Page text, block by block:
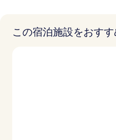
この宿泊施設をおす